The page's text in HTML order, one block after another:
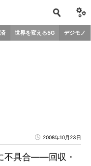
世界を変える5G デジモノ
2008年10月23日
不具合――回収・